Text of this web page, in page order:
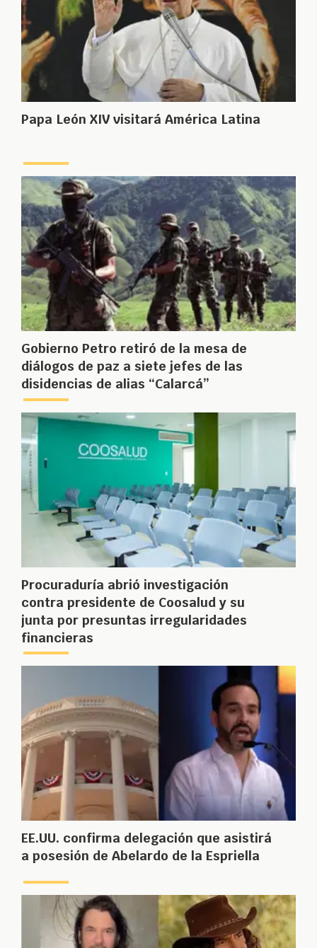
Papa León XIV visitará América Latina
Gobierno Petro retiró de la mesa de
diálogos de paz a siete jefes de las
disidencias de alias “Calarcá”
Procuraduría abrió investigación
contra presidente de Coosalud y su
junta por presuntas irregularidades
financieras
EE.UU. confirma delegación que asistirá
a posesión de Abelardo de la Espriella